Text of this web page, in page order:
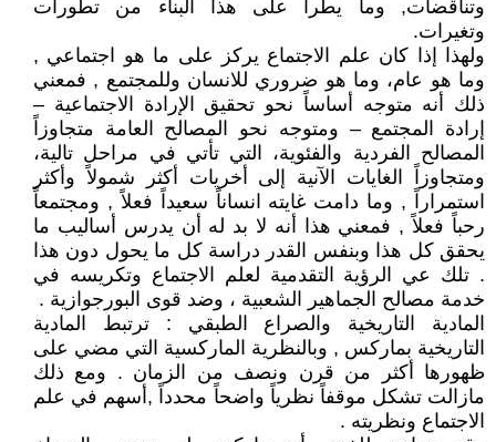
وتناقضات, وما يطرأ على هذا البناء من تطورات
وتغيرات.
ولهذا إذا كان علم الاجتماع يركز على ما هو اجتماعي ,
وما هو عام، وما هو ضروري للانسان وللمجتمع , فمعني
ذلك أنه متوجه أساساً نحو تحقيق الإرادة الاجتماعية –
إرادة المجتمع – ومتوجه نحو المصالح العامة متجاوزاً
المصالح الفردية والفئوية، التي تأتي في مراحل تالية،
ومتجاوزاً الغايات الآنية إلى أخريات أكثر شمولاً وأكثر
استمراراً , وما دامت غايته انساناً سعيداً فعلاً , ومجتمعاً
رحباً فعلاً , فمعني هذا أنه لا بد له أن يدرس أساليب ما
يحقق كل هذا وبنفس القدر دراسة كل ما يحول دون هذا
. تلك عي الرؤية التقدمية لعلم الاجتماع وتكريسه في
خدمة مصالح الجماهير الشعبية ، وضد قوى البورجوازية .
المادية التاريخية والصراع الطبقي : ترتبط المادية
التاريخية بماركس , وبالنظرية الماركسية التي مضي على
ظهورها أكثر من قرن ونصف من الزمان . ومع ذلك
مازالت تشكل موقفاً نظرياً واضحاً محدداً ,أسهم في علم
الاجتماع ونظريته .